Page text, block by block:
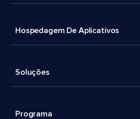
Hospedagem De Aplicativos
Soluções
Programa